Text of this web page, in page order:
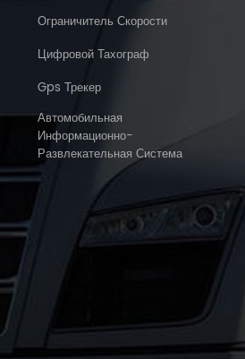
Ограничитель Скорости
Цифровой Тахограф
Gps Трекер
Автомобильная
Информационно-
Развлекательная Система